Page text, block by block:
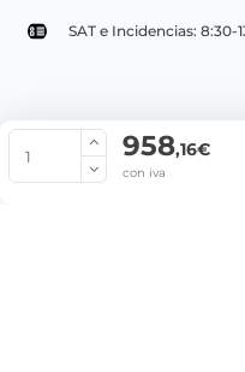
958,16€
con iva
SAT e Incidencias: 8:30-
© Copyright 2022
Condiciones generales de